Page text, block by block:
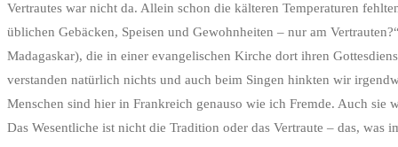
Vertrautes war nicht da. Allein schon die kälteren Temperaturen
üblichen Gebäcken, Speisen und Gewohnheiten – nur am
Madagaskar), die in einer evangelischen Kirche dort ihren
verstanden natürlich nichts und auch beim Singen hinkten wir
Menschen sind hier in Frankreich genauso wie ich Fremde. Auch sie
Das Wesentliche ist nicht die Tradition oder das Vertraute – das,